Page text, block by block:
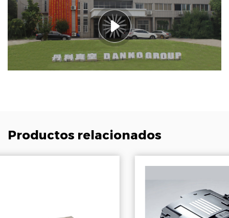
Productos relacionados